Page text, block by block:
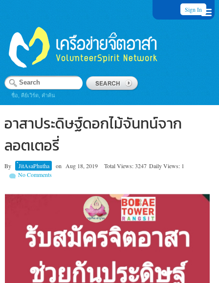
Sign In
ชื่อ, คีย์เวิร์ด, คำค้น
อาสาประดิษฐ์ดอกไม้จันทน์จาก
ลอตเตอรี่
By ๋JitAsaPhutha on Aug 18, 2019 Total Views: 3247 Daily Views: 1
No Comments